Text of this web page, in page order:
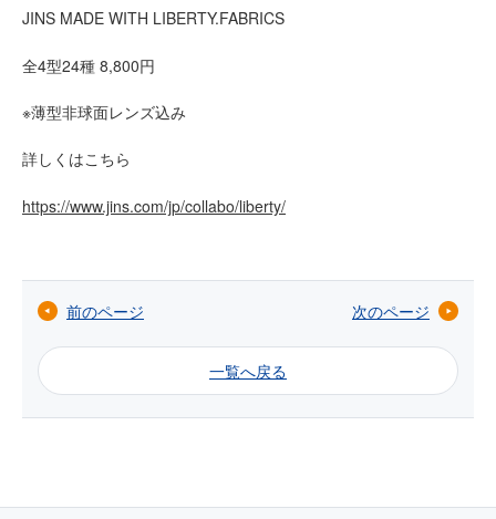
JINS MADE WITH LIBERTY.FABRICS
全4型24種 8,800円
※薄型非球面レンズ込み
詳しくはこちら
https://www.jins.com/jp/collabo/liberty/
前のページ 次のページ
一覧へ戻る